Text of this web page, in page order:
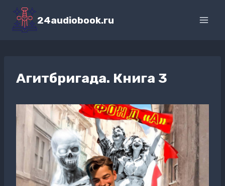
Перейти
содержимому
24audiobook.ru
Агитбригада. Книга 3